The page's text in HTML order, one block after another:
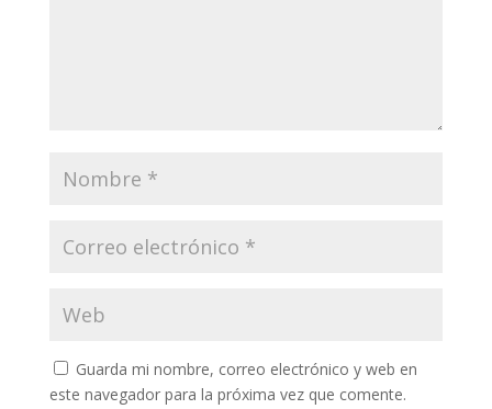
Guarda mi nombre, correo electrónico y web en
este navegador para la próxima vez que comente.